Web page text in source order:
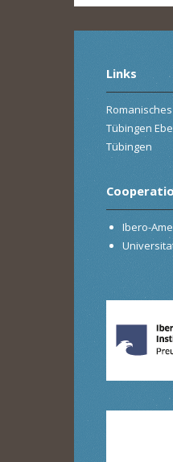
Links
Tübingen
Tübingen
Ibero-